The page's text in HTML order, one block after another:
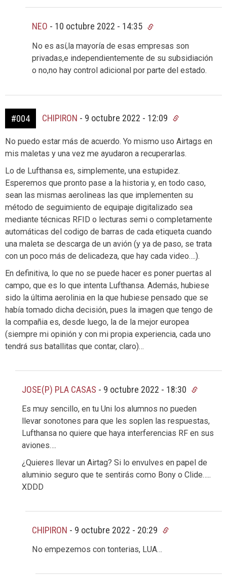
NEO - 10 octubre 2022 - 14:35
No es así,la mayoría de esas empresas son
privadas,e independientemente de su subsidiación
o no,no hay control adicional por parte del estado.
#004 CHIPIRON - 9 octubre 2022 - 12:09
No puedo estar más de acuerdo. Yo mismo uso Airtags en
mis maletas y una vez me ayudaron a recuperarlas.
Lo de Lufthansa es, simplemente, una estupidez.
Esperemos que pronto pase a la historia y, en todo caso,
sean las mismas aerolineas las que implementen su
método de seguimiento de equipaje digitalizado sea
mediante técnicas RFID o lecturas semi o completamente
automáticas del codigo de barras de cada etiqueta cuando
una maleta se descarga de un avión (y ya de paso, se trata
con un poco más de delicadeza, que hay cada video….).
En definitiva, lo que no se puede hacer es poner puertas al
campo, que es lo que intenta Lufthansa. Además, hubiese
sido la última aerolinia en la que hubiese pensado que se
había tomado dicha decisión, pues la imagen que tengo de
la compañia es, desde luego, la de la mejor europea
(siempre mi opinión y con mi propia experiencia, cada uno
tendrá sus batallitas que contar, claro)…
JOSE(P) PLA CASAS - 9 octubre 2022 - 18:30
Es muy sencillo, en tu Uni los alumnos no pueden
llevar sonotones para que les soplen las respuestas,
Lufthansa no quiere que haya interferencias RF en sus
aviones….
¿Quieres llevar un Airtag? Si lo envulves en papel de
aluminio seguro que te sentirás como Bony o Clide…..
XDDD
CHIPIRON - 9 octubre 2022 - 20:29
No empezemos con tonterias, LUA…